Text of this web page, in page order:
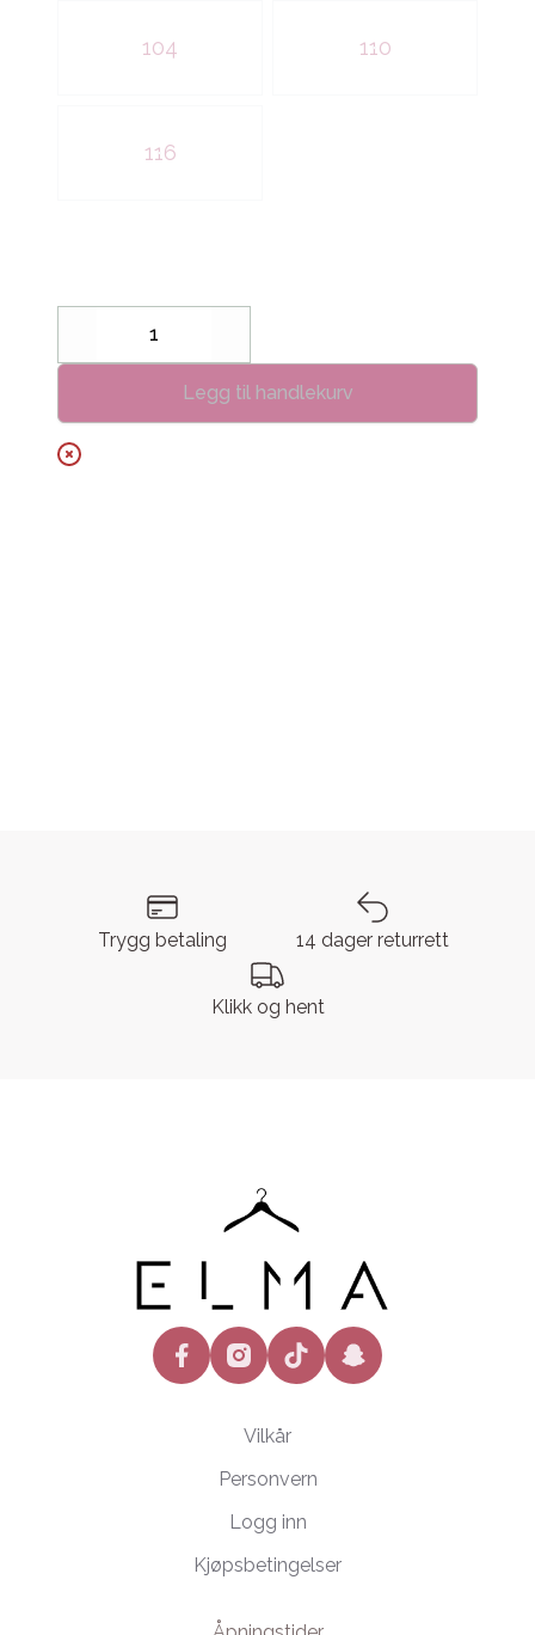
104 110
116
Decrease
Legg til handlekurv
Trygg betaling 14 dager returrett
Klikk og hent
facebookinstagramtiktok snapchat
Vilkår
Personvern
Logg inn
Kjøpsbetingelser